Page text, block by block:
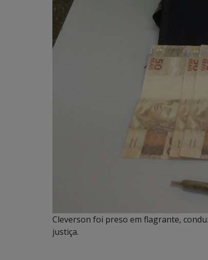
Cleverson foi preso em flagrante,
justiça.